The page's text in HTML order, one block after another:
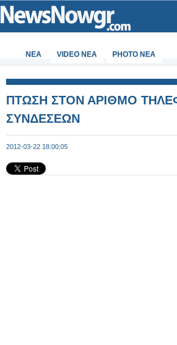
ΝΕΑ VIDEO NEA PHOTO NEA
ΠΤΩΣΗ ΣΤΟΝ ΑΡΙΘΜΟ
ΣΥΝΔΕΣΕΩΝ
2012-03-22 18:00:05